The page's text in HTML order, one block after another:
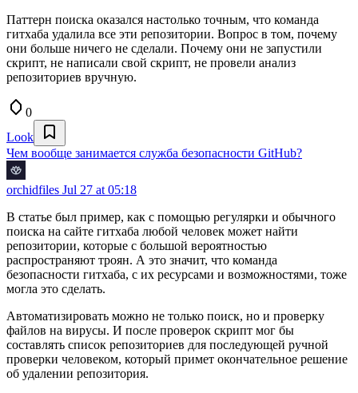
Паттерн поиска оказался настолько точным, что команда
гитхаба удалила все эти репозитории. Вопрос в том, почему
они больше ничего не сделали. Почему они не запустили
скрипт, не написали свой скрипт, не провели анализ
репозиториев вручную.
0
Look
Чем вообще занимается служба безопасности GitHub?
orchidfiles Jul 27 at 05:18
В статье был пример, как с помощью регулярки и обычного
поиска на сайте гитхаба любой человек может найти
репозитории, которые с большой вероятностью
распространяют троян. А это значит, что команда
безопасности гитхаба, с их ресурсами и возможностями, тоже
могла это сделать.
Автоматизировать можно не только поиск, но и проверку
файлов на вирусы. И после проверок скрипт мог бы
составлять список репозиториев для последующей ручной
проверки человеком, который примет окончательное решение
об удалении репозитория.